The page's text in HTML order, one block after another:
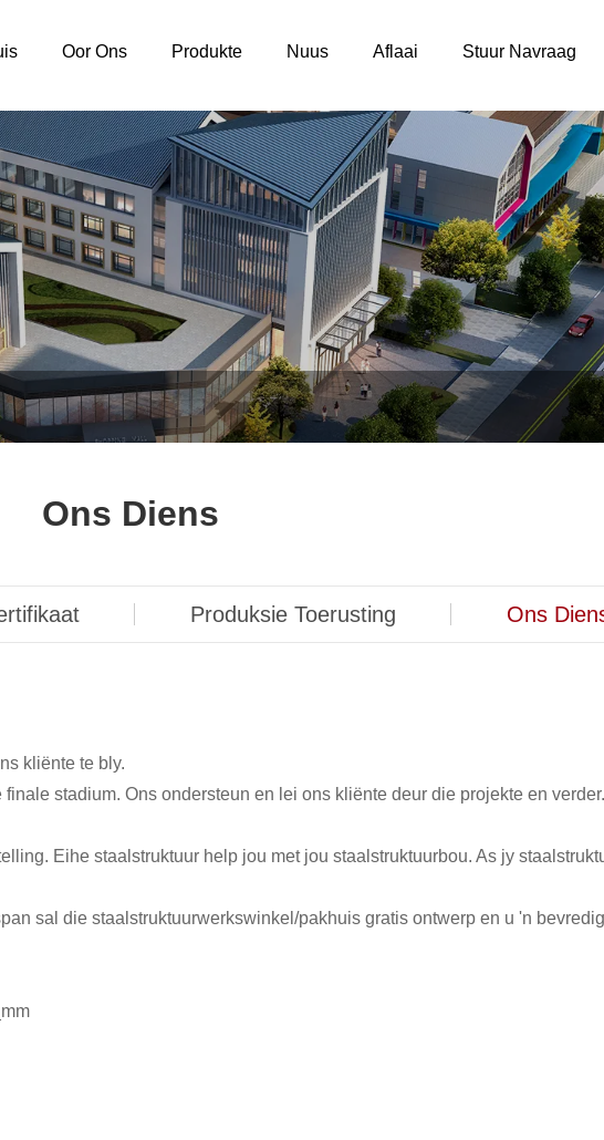
Oor Ons Produkte Nuus Aflaai Stuur Navraag
Ons Diens
Produksie Toerusting Ons
kliënte te bly.
stadium. Ons ondersteun en lei ons kliënte deur die projekte en verder.
Eihe staalstruktuur help jou met jou staalstruktuurbou. As jy
sal die staalstruktuurwerkswinkel/pakhuis gratis ontwerp en u 'n